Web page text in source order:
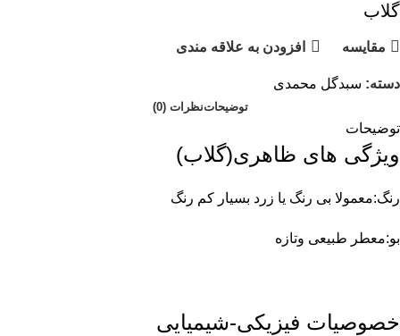
گلاب
مقايسه افزودن به علاقه مندی
دسته: سبدگل محمدی
توضیحاتنظرات (0)
توضیحات
ویژگی های ظاهری(گلاب)
رنگ:معمولا بی رنگ یا زرد بسیار کم رنگ
بو:معطر طبیعی وتازه
خصوصیات فیزیکی-شیمیایی